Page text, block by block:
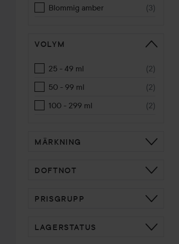
Blommig amber
(3)
VOLYM
25 - 49 ml (2)
50 - 99 ml
(2)
100 - 299 ml
(2)
MÄRKNING
DOFTNOT
PRISGRUPP
LAGERSTATUS